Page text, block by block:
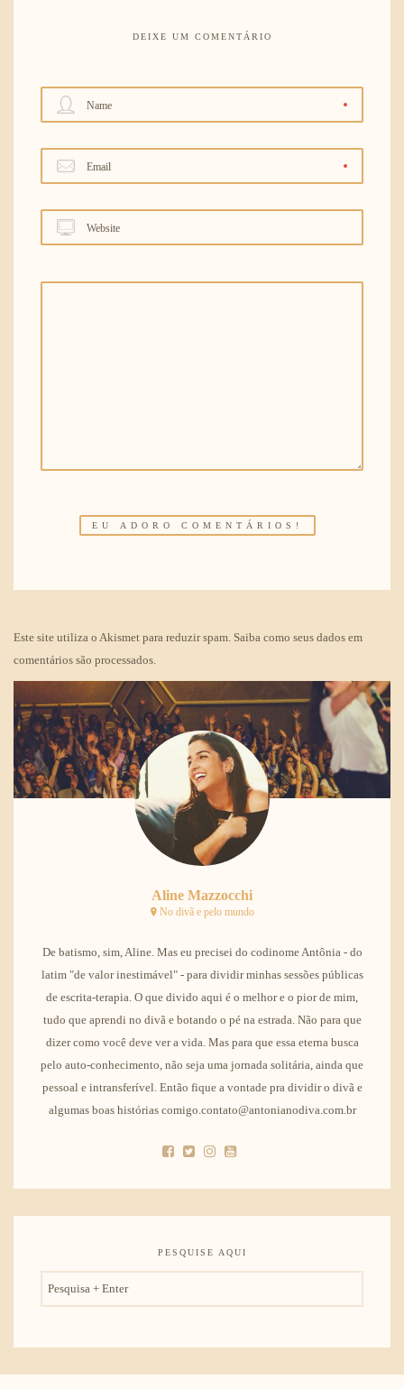
DEIXE UM COMENTÁRIO
Name
Email
Website
Este site utiliza o Akismet para reduzir spam. Saiba como seus dados em
comentários são processados.
Aline Mazzocchi
No divã e pelo mundo
De batismo, sim, Aline. Mas eu precisei do codinome Antônia - do
latim "de valor inestimável" - para dividir minhas sessões públicas
de escrita-terapia. O que divido aqui é o melhor e o pior de mim,
tudo que aprendi no divã e botando o pé na estrada. Não para que
dizer como você deve ver a vida. Mas para que essa eterna busca
pelo auto-conhecimento, não seja uma jornada solitária, ainda que
pessoal e intransferível. Então fique a vontade pra dividir o divã e
algumas boas histórias comigo.contato@antonianodiva.com.br
PESQUISE AQUI